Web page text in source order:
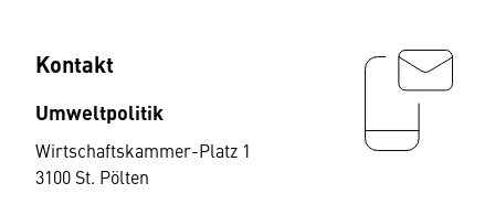
Kontakt
Umweltpolitik
Wirtschaftskammer-Platz 1
3100 St. Pölten